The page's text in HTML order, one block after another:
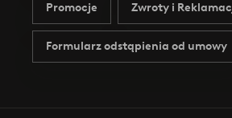
Promocje Zwroty i
Formularz odstąpienia od umowy